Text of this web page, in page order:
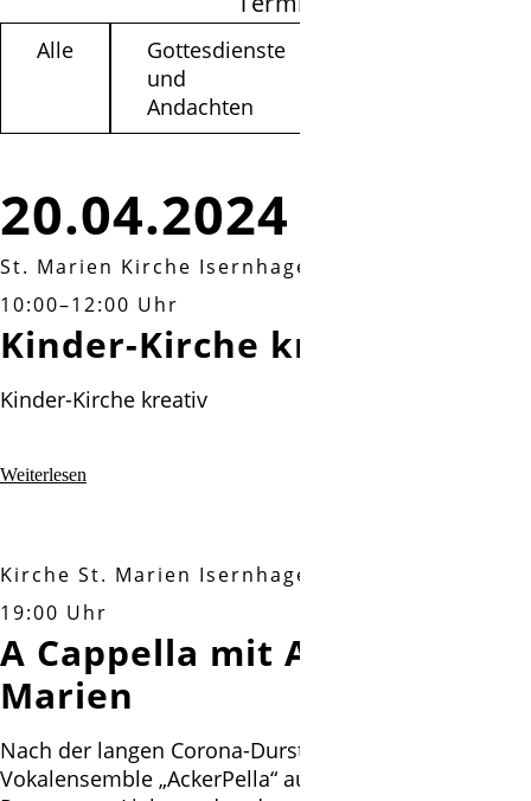
20.04.2024
Alle
Gottesdienste
und
Andachten
St. Marien Kirche Isernhagen
10:00–12:00 Uhr
Kinder-Kirche kreativ
Kinder-Kirche kreativ
Weiterlesen
Kirche St. Marien Isernhagen KB
19:00 Uhr
A Cappella mit AckerPella
Marien
Nach der langen Corona-Durststrecke brennt das
Vokalensemble „AckerPella“ aus Lindwedel darauf,